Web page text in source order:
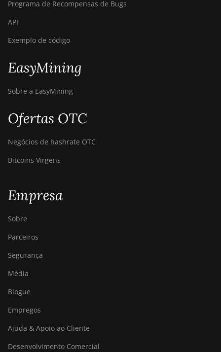
Programa de Recompensas de Bugs
API
Exemplo de código
EasyMining
Sobre a EasyMining
Ofertas OTC
Negócios de hashrate OTC
Bitcoins Virgens
Empresa
Sobre
Parceiros
Segurança
Média
Blogue
Empregos
Ajuda & Apoio ao Cliente
Desenvolvimento Comercial